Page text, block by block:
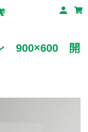
900×600 開